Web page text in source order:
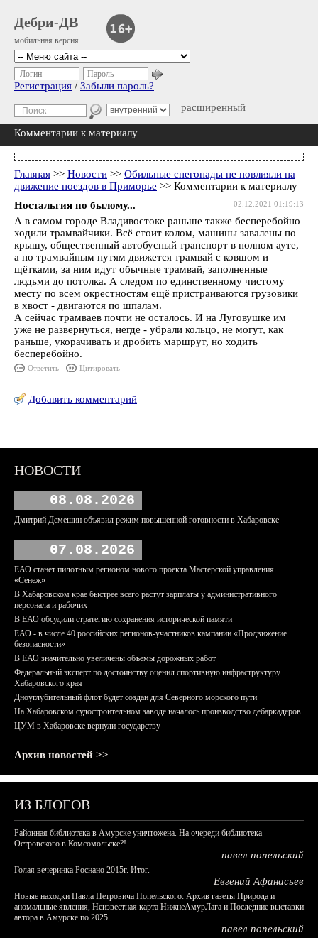
Дебри-ДВ
мобильная версия
расширенный
Логин Пароль
Регистрация / Забыли пароль?
Комментарии к материалу
Главная >> Новости >> Обильные снегопады не повлияли на
движение поездов в Приморье >> Комментарии к материалу
02.12.2021 01:19:13
Ностальгия по былому...
А в самом городе Владивостоке раньше также бесперебойно
ходили трамвайчики. Всё стоит колом, машины завалены по
крышу, общественный автобусный транспорт в полном ауте,
а по трамвайным путям движется трамвай с ковшом и
щётками, за ним идут обычные трамвай, заполненные
людьми до потолка. А следом по единственному чистому
месту по всем окрестностям ещё пристраиваются грузовики
в хвост - двигаются по шпалам.
А сейчас трамваев почти не осталось. И на Луговушке им
уже не развернуться, негде - убрали кольцо, не могут, как
раньше, укорачивать и дробить маршрут, но ходить
бесперебойно.
Ответить Цитировать
Добавить комментарий
НОВОСТИ
08.08.2026
Дмитрий Демешин объявил режим повышенной готовности в Хабаровске
07.08.2026
ЕАО станет пилотным регионом нового проекта Мастерской управления
«Сенеж»
В Хабаровском крае быстрее всего растут зарплаты у административного
персонала и рабочих
В ЕАО обсудили стратегию сохранения исторической памяти
ЕАО - в числе 40 российских регионов-участников кампании «Продвижение
безопасности»
В ЕАО значительно увеличены объемы дорожных работ
Федеральный эксперт по достоинству оценил спортивную инфраструктуру
Хабаровского края
Дноуглубительный флот будет создан для Северного морского пути
На Хабаровском судостроительном заводе началось производство дебаркадеров
ЦУМ в Хабаровске вернули государству
Архив новостей >>
ИЗ БЛОГОВ
Районная библиотека в Амурске уничтожена. На очереди библиотека
Островского в Комсомольске?!
павел попельский
Голая вечеринка Роснано 2015г. Итог.
Евгений Афанасьев
Новые находки Павла Петровича Попельского: Архив газеты Природа и
аномальные явления, Неизвестная карта НижнеАмурЛага и Последние выставки
автора в Амурске по 2025
павел попельский